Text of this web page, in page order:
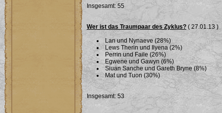
Insgesamt: 55
Wer ist das Traumpaar des Zyklus? ( 27.01.13 )
Lan und Nynaeve (28%)
Lews Therin und Ilyena (2%)
Perrin und Faile (26%)
Egwene und Gawyn (6%)
Siuan Sanche und Gareth Bryne (8%)
Mat und Tuon (30%)
Insgesamt: 53